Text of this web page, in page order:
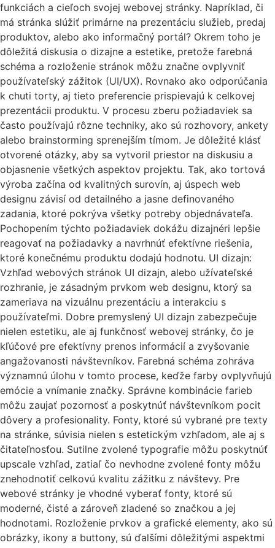
funkciách a cieľoch svojej webovej stránky. Napríklad, či
má stránka slúžiť primárne na prezentáciu služieb, predaj
produktov, alebo ako informačný portál? Okrem toho je
dôležitá diskusia o dizajne a estetike, pretože farebná
schéma a rozloženie stránok môžu značne ovplyvniť
používateľský zážitok (UI/UX). Rovnako ako odporúčania
k chuti torty, aj tieto preferencie prispievajú k celkovej
prezentácii produktu. V procesu zberu požiadaviek sa
často používajú rôzne techniky, ako sú rozhovory, ankety
alebo brainstorming sprenejším tímom. Je dôležité klásť
otvorené otázky, aby sa vytvoril priestor na diskusiu a
objasnenie všetkých aspektov projektu. Tak, ako tortová
výroba začína od kvalitných surovín, aj úspech web
designu závisí od detailného a jasne definovaného
zadania, ktoré pokrýva všetky potreby objednávateľa.
Pochopením týchto požiadaviek dokážu dizajnéri lepšie
reagovať na požiadavky a navrhnúť efektívne riešenia,
ktoré konečnému produktu dodajú hodnotu. UI dizajn:
Vzhľad webových stránok UI dizajn, alebo užívateľské
rozhranie, je zásadným prvkom web designu, ktorý sa
zameriava na vizuálnu prezentáciu a interakciu s
používateľmi. Dobre premyslený UI dizajn zabezpečuje
nielen estetiku, ale aj funkčnosť webovej stránky, čo je
kľúčové pre efektívny prenos informácií a zvyšovanie
angažovanosti návštevníkov. Farebná schéma zohráva
významnú úlohu v tomto procese, keďže farby ovplyvňujú
emócie a vnímanie značky. Správne kombinácie farieb
môžu zaujať pozornosť a poskytnúť návštevníkom pocit
dôvery a profesionality. Fonty, ktoré sú vybrané pre texty
na stránke, súvisia nielen s estetickým vzhľadom, ale aj s
čitateľnosťou. Sutilne zvolené typografie môžu poskytnúť
upscale vzhľad, zatiaľ čo nevhodne zvolené fonty môžu
znehodnotiť celkovú kvalitu zážitku z návštevy. Pre
webové stránky je vhodné vyberať fonty, ktoré sú
moderné, čisté a zároveň zladené so značkou a jej
hodnotami. Rozloženie prvkov a grafické elementy, ako sú
obrázky, ikony a buttony, sú ďalšími dôležitými aspektmi